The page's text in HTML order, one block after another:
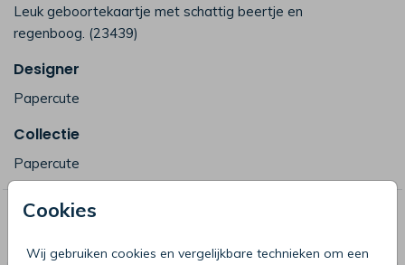
Cookies
Wij gebruiken cookies en vergelijkbare technieken om een
Leuk geboortekaartje met schattig beertje en
regenboog. (23439)
Designer
Papercute
Collectie
Papercute
Deze producten zijn wellicht ook iets
voor je